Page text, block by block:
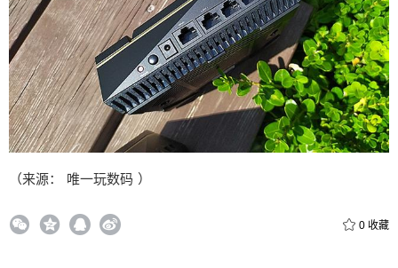
（来源： 唯一玩数码 ）
0 收藏